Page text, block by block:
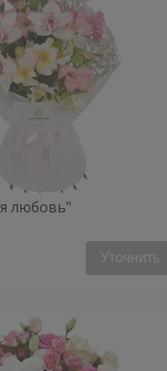
любовь"
Уточнить